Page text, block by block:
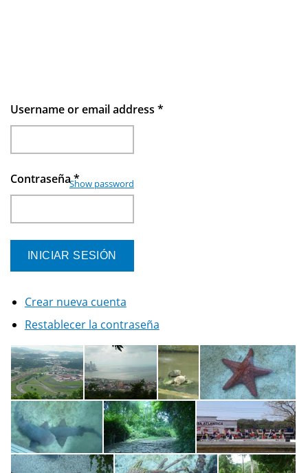
Username or email address *
Contraseña*
Show password
Crear nueva cuenta
Restablecer la contraseña